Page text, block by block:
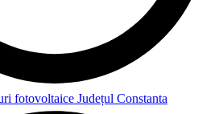
fotovoltaice Județul Constanta